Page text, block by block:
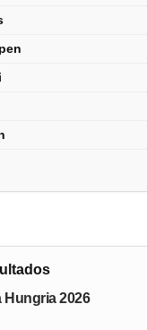
Hungria 2026